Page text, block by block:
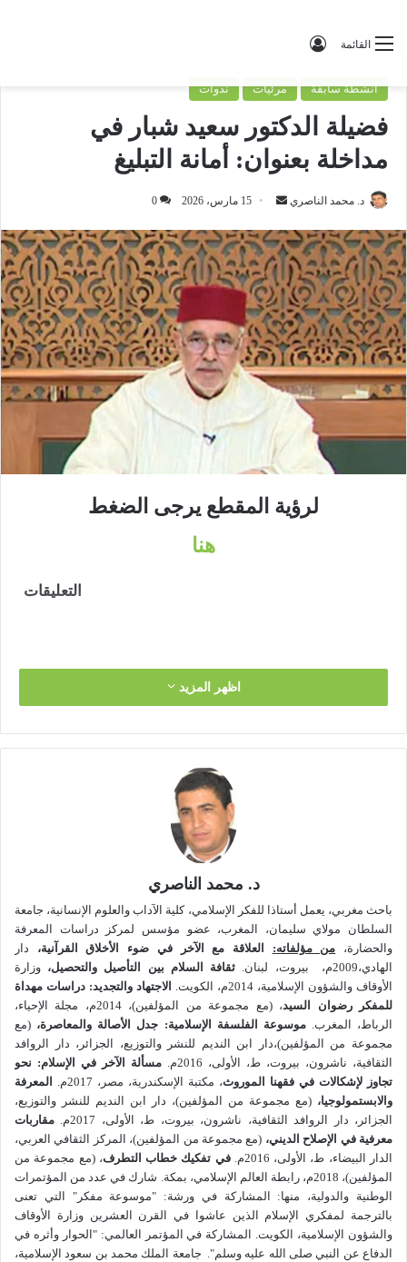
القائمة
أنشطة سابقة مرئيات ندوات
فضيلة الدكتور سعيد شبار في
مداخلة بعنوان: أمانة التبليغ
د. محمد الناصري
س
ل
ب
ر
ي
د
ا
ك
ت
و
15 مارس، 2026 0
لرؤية المقطع يرجى الضغط
هنا
التعليقات
اظهر المزيد
د. محمد الناصري
باحث مغربي، يعمل أستاذا للفكر الإسلامي، كلية الآداب والعلوم الإنسانية، جامعة
السلطان مولاي سليمان، المغرب، عضو مؤسس لمركز دراسات المعرفة
والحضارة، من مؤلفاته: العلاقة مع الآخر في ضوء الأخلاق القرآنية، دار
الهادي،2009م، بيروت، لبنان.
ثقافة السلام بين التأصيل والتحصيل، وزارة
الأوقاف والشؤون الإسلامية، 2014م، الكويت.
الاجتهاد والتجديد: دراسات مهداة
للمفكر رضوان السيد
، (مع مجموعة من المؤلفين)، 2014م، مجلة الإحياء،
الرباط، المغرب.موسوعة الفلسفة الإسلامية: جدل الأصالة والمعاصرة، (مع
مجموعة من المؤلفين)،دار ابن النديم للنشر والتوزيع، الجزائر، دار الروافد
الثقافية، ناشرون، بيروت، ط، الأولى، 2016م.
مسألة الآخر في الإسلام: نحو
تجاوز لإشكالات في فقهنا الموروث، مكتبة الإسكندرية، مصر، 2017م.
المعرفة
والابستمولوجيا، (مع مجموعة من المؤلفين)، دار ابن النديم للنشر والتوزيع،
الجزائر، دار الروافد الثقافية، ناشرون، بيروت، ط، الأولى، 2017م.
مقاربات
معرفية في الإصلاح الديني، (مع مجموعة من المؤلفين)، المركز الثقافي العربي،
الدار البيضاء، ط، الأولى، 2016م.
في تفكيك خطاب التطرف، (مع مجموعة من
المؤلفين)، 2018م، رابطة العالم الإسلامي، بمكة. شارك في عدد من المؤتمرات
الوطنية والدولية، منها: المشاركة في ورشة: "موسوعة مفكر" التي تعنى
بالترجمة لمفكري الإسلام الذين عاشوا في القرن العشرين وزارة الأوقاف
والشؤون الإسلامية، الكويت. المشاركة في المؤتمر العالمي: "الحوار وأثره في
الدفاع عن النبي صلى الله عليه وسلم". جامعة الملك محمد بن سعود الإسلامية،